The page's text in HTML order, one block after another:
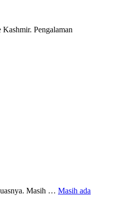
Pengalaman
Masih … Masih ada